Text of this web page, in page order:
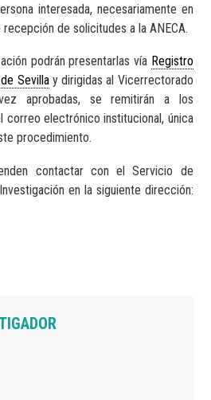
interesada, necesariamente en
de solicitudes a la ANECA.
podrán presentarlas vía Registro
Sevillay dirigidas al Vicerrectorado
aprobadas, se remitirán a los
correo electrónico institucional, única
procedimiento.
contactar con el Servicio de
en la siguiente dirección: